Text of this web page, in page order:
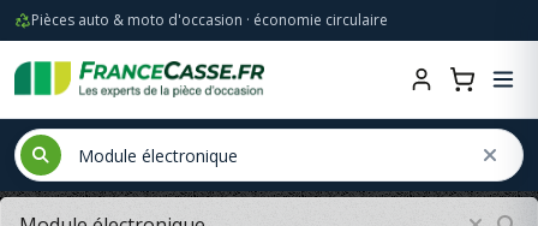
Pièces auto & moto d'occasion · économie circulaire